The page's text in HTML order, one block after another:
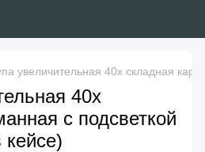
увеличительная 40x складная
40x
с подсветкой